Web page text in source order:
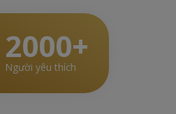
2000+
Người yêu thích